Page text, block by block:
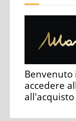
Benvenuto
accedere